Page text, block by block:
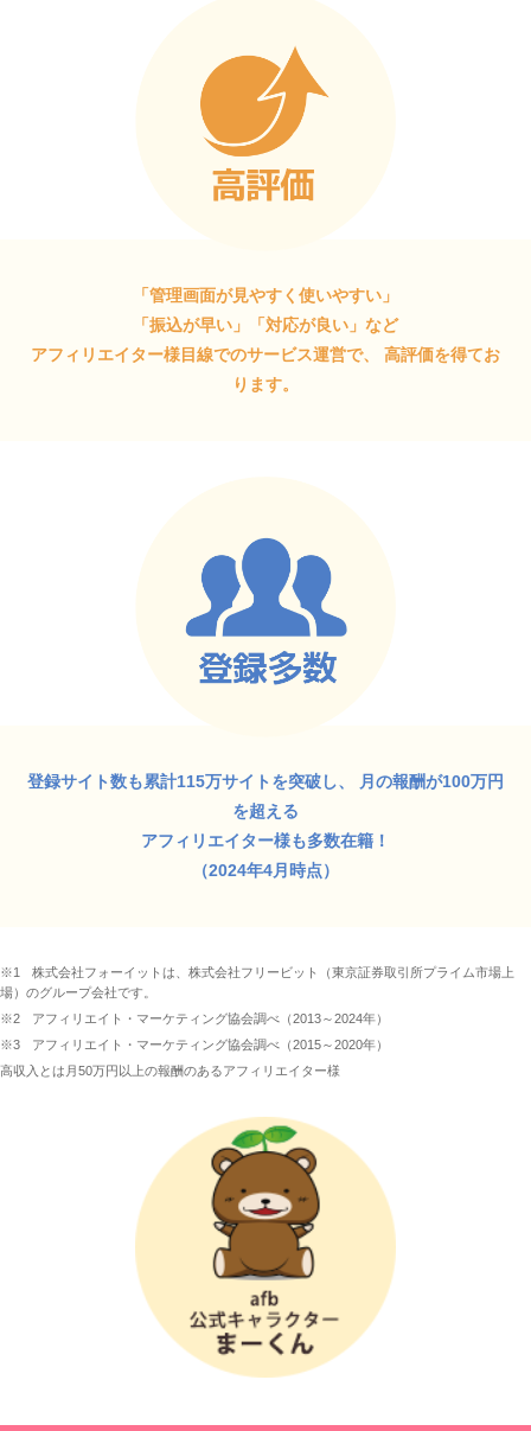
「管理画面が見やすく使いやすい」
「振込が早い」「対応が良い」など
アフィリエイター様目線でのサービス運営で、
高評価を得てお
ります。
登録サイト数も累計115万サイトを突破し、
月の報酬が100万円
を超える
アフィリエイター様も多数在籍！
（2024年4月時点）
※1
株式会社フォーイットは、株式会社フリービット（東京証券取引所プライム市場上
場）のグループ会社です。
※2
アフィリエイト・マーケティング協会調べ（2013～2024年）
※3
アフィリエイト・マーケティング協会調べ（2015～2020年）
高収入とは月50万円以上の報酬のあるアフィリエイター様